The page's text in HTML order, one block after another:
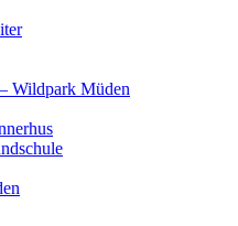
Wildpark Müden